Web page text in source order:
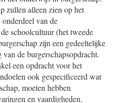
zullen alleen zien op het
van de
schoolcultuur (het tweede
zijn een gedeeltelijke
de burgerschapsopdracht.
een opdracht voor het
ook gespecificeerd wat
moeten hebben
en vaardigheden.